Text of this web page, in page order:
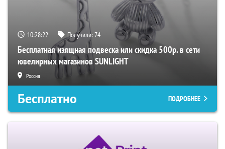
10:28:21 Получили:74
Бесплатная изящная подвеска или скидка 500р. в сети
ювелирных магазинов SUNLIGHT
Россия
Бесплатно ПОДРОБНЕЕ